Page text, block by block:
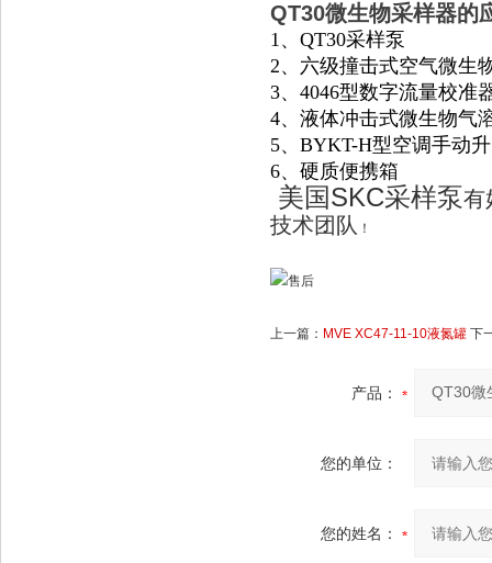
QT30微生物采样器的
1、QT30采样泵
2、六级撞击式空气微生
3、4046型数字流量校准
4、液体冲击式微生物气
5、BYKT-H型空调手动
6、硬质便携箱
美国SKC采样泵有
技术团队 ！
上一篇： MVE XC47-11-10液氮罐 下
产品：
您的单位：
您的姓名：